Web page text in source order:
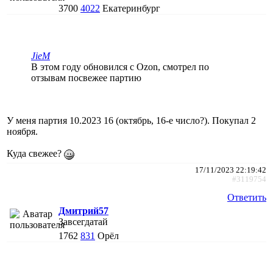
3700 4022 Екатеринбург
JieM
В этом году обновился с Ozon, смотрел по
отзывам посвежее партию
У меня партия 10.2023 16 (октябрь, 16-е число?). Покупал 2
ноября.
Куда свежее?
17/11/2023 22:19:42
#3119754
Ответить
Дмитрий57
Завсегдатай
1762 831 Орёл